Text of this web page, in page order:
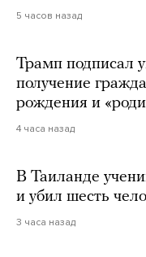
5 часов назад
Трамп подписал
получение
рождения и
4 часа назад
В Таиланде
и убил шесть
3 часа назад